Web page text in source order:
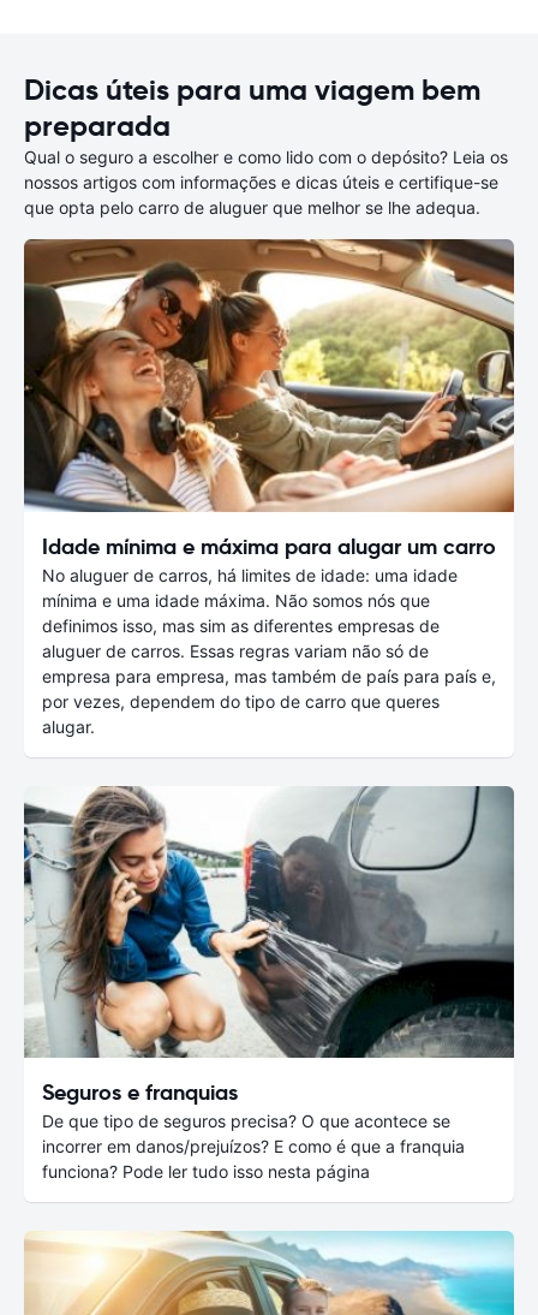
Dicas úteis para uma viagem bem
preparada
Qual o seguro a escolher e como lido com o depósito? Leia os
nossos artigos com informações e dicas úteis e certifique-se
que opta pelo carro de aluguer que melhor se lhe adequa.
Idade mínima e máxima para alugar um carro
No aluguer de carros, há limites de idade: uma idade
mínima e uma idade máxima. Não somos nós que
definimos isso, mas sim as diferentes empresas de
aluguer de carros. Essas regras variam não só de
empresa para empresa, mas também de país para país e,
por vezes, dependem do tipo de carro que queres
alugar.
Seguros e franquias
De que tipo de seguros precisa? O que acontece se
incorrer em danos/prejuízos? E como é que a franquia
funciona? Pode ler tudo isso nesta página